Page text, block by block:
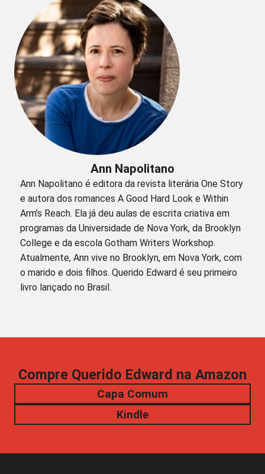
Ann Napolitano
Ann Napolitano é editora da revista literária One Story
e autora dos romances A Good Hard Look e Within
Arm’s Reach. Ela já deu aulas de escrita criativa em
programas da Universidade de Nova York, da Brooklyn
College e da escola Gotham Writers Workshop.
Atualmente, Ann vive no Brooklyn, em Nova York, com
o marido e dois filhos. Querido Edward é seu primeiro
livro lançado no Brasil.
Compre Querido Edward na Amazon
Capa Comum
Kindle